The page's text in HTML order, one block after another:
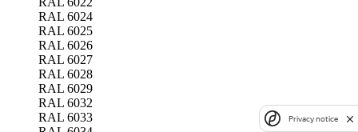
RAL 6024
RAL 6025
RAL 6026
RAL 6027
RAL 6028
RAL 6029
RAL 6032
RAL 6033
Privacy notice